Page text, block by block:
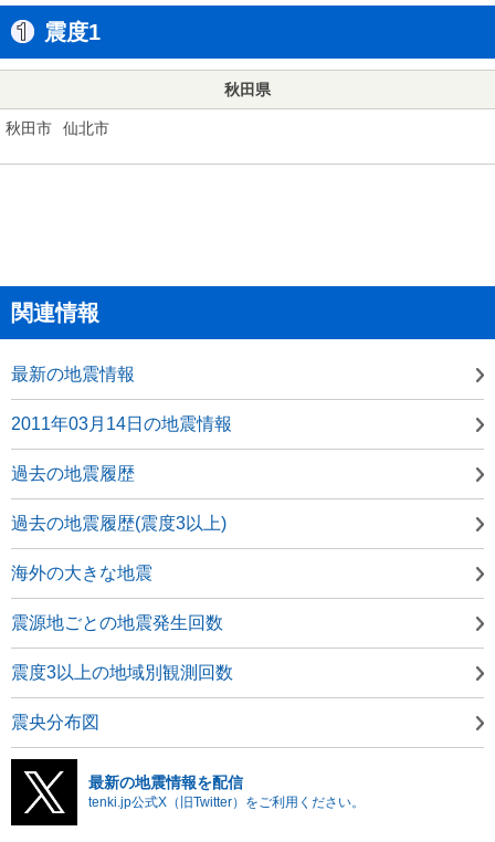
震度1
秋田県
秋田市 仙北市
関連情報
最新の地震情報
2011年03月14日の地震情報
過去の地震履歴
過去の地震履歴(震度3以上)
海外の大きな地震
震源地ごとの地震発生回数
震度3以上の地域別観測回数
震央分布図
最新の地震情報を配信
tenki.jp公式X（旧Twitter）をご利用ください。